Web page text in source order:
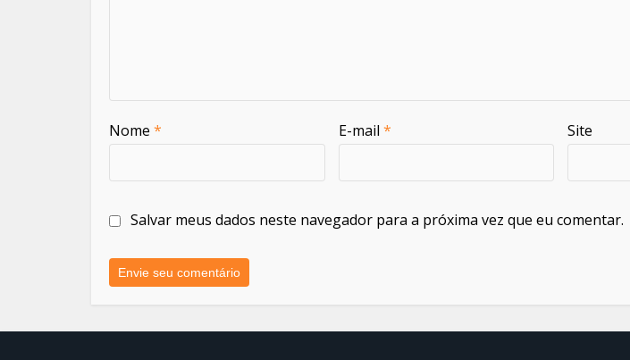
Nome * E-mail * Site
Salvar meus dados neste navegador para a próxima vez que eu comentar.